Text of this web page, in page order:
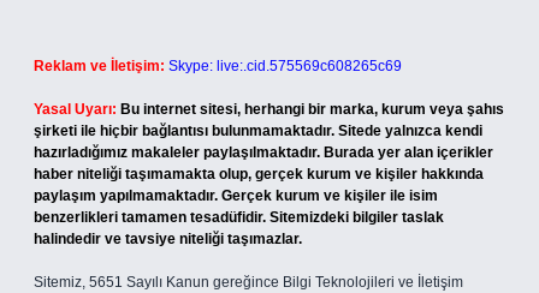
Reklam ve İletişim: Skype: live:.cid.575569c608265c69
Yasal Uyarı: Bu internet sitesi, herhangi bir marka, kurum veya şahıs
şirketi ile hiçbir bağlantısı bulunmamaktadır. Sitede yalnızca kendi
hazırladığımız makaleler paylaşılmaktadır. Burada yer alan içerikler
haber niteliği taşımamakta olup, gerçek kurum ve kişiler hakkında
paylaşım yapılmamaktadır. Gerçek kurum ve kişiler ile isim
benzerlikleri tamamen tesadüfidir. Sitemizdeki bilgiler taslak
halindedir ve tavsiye niteliği taşımazlar.
Sitemiz, 5651 Sayılı Kanun gereğince Bilgi Teknolojileri ve İletişim